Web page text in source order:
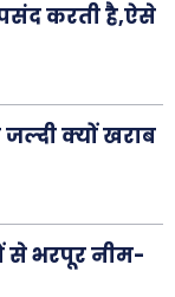
करती है,ऐसे
क्यों खराब
से भरपूर नीम-